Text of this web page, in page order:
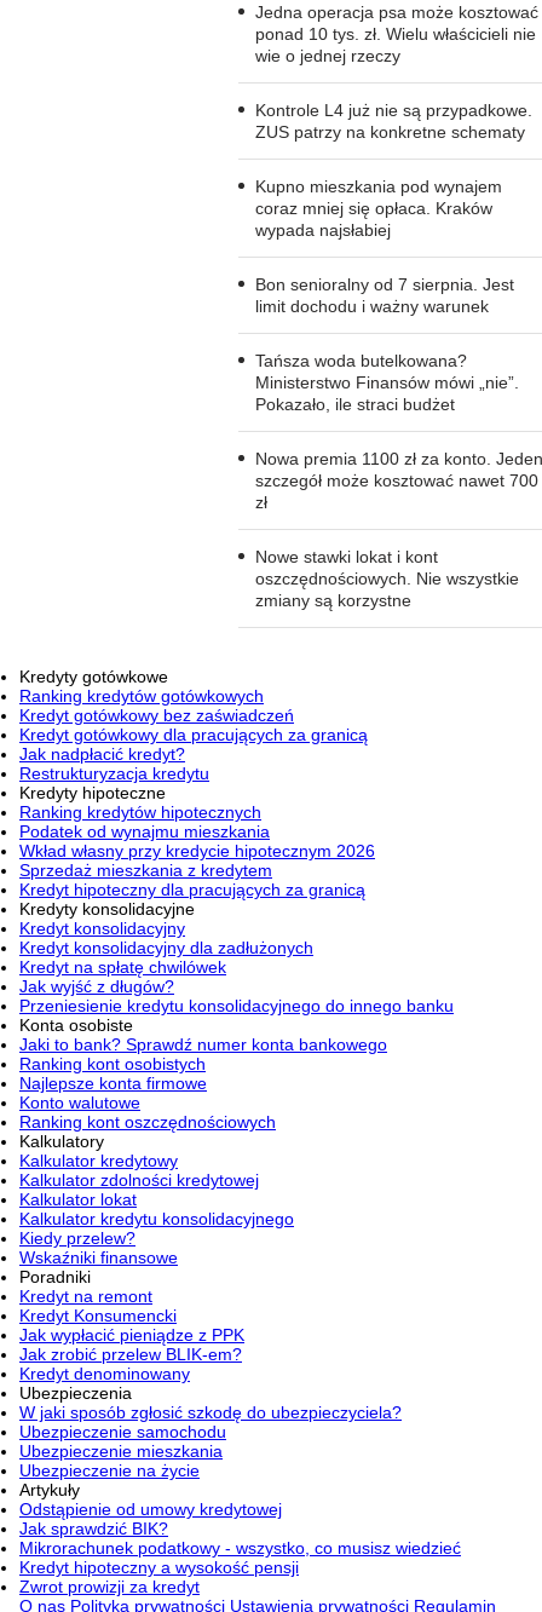
Jedna operacja psa może kosztować
ponad 10 tys. zł. Wielu właścicieli nie
wie o jednej rzeczy
Kontrole L4 już nie są przypadkowe.
ZUS patrzy na konkretne schematy
Kupno mieszkania pod wynajem
coraz mniej się opłaca. Kraków
wypada najsłabiej
Bon senioralny od 7 sierpnia. Jest
limit dochodu i ważny warunek
Tańsza woda butelkowana?
Ministerstwo Finansów mówi „nie”.
Pokazało, ile straci budżet
Nowa premia 1100 zł za konto. Jeden
szczegół może kosztować nawet 700
zł
Nowe stawki lokat i kont
oszczędnościowych. Nie wszystkie
zmiany są korzystne
Kredyty gotówkowe
Ranking kredytów gotówkowych
Kredyt gotówkowy bez zaświadczeń
Kredyt gotówkowy dla pracujących za granicą
Jak nadpłacić kredyt?
Restrukturyzacja kredytu
Kredyty hipoteczne
Ranking kredytów hipotecznych
Podatek od wynajmu mieszkania
Wkład własny przy kredycie hipotecznym 2026
Sprzedaż mieszkania z kredytem
Kredyt hipoteczny dla pracujących za granicą
Kredyty konsolidacyjne
Kredyt konsolidacyjny
Kredyt konsolidacyjny dla zadłużonych
Kredyt na spłatę chwilówek
Jak wyjść z długów?
Przeniesienie kredytu konsolidacyjnego do innego banku
Konta osobiste
Jaki to bank? Sprawdź numer konta bankowego
Ranking kont osobistych
Najlepsze konta firmowe
Konto walutowe
Ranking kont oszczędnościowych
Kalkulatory
Kalkulator kredytowy
Kalkulator zdolności kredytowej
Kalkulator lokat
Kalkulator kredytu konsolidacyjnego
Kiedy przelew?
Wskaźniki finansowe
Poradniki
Kredyt na remont
Kredyt Konsumencki
Jak wypłacić pieniądze z PPK
Jak zrobić przelew BLIK-em?
Kredyt denominowany
Ubezpieczenia
W jaki sposób zgłosić szkodę do ubezpieczyciela?
Ubezpieczenie samochodu
Ubezpieczenie mieszkania
Ubezpieczenie na życie
Artykuły
Odstąpienie od umowy kredytowej
Jak sprawdzić BIK?
Mikrorachunek podatkowy - wszystko, co musisz wiedzieć
Kredyt hipoteczny a wysokość pensji
Zwrot prowizji za kredyt
O nas Polityka prywatności Ustawienia prywatności Regulamin